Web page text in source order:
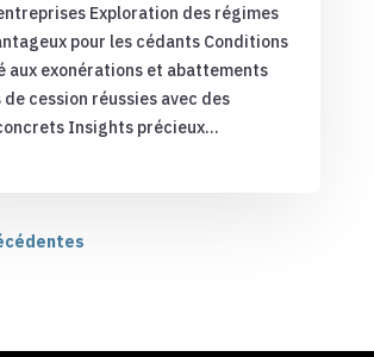
Exploration des régimes
pour les cédants Conditions
aux exonérations et abattements
cession réussies avec des
Insights précieux...